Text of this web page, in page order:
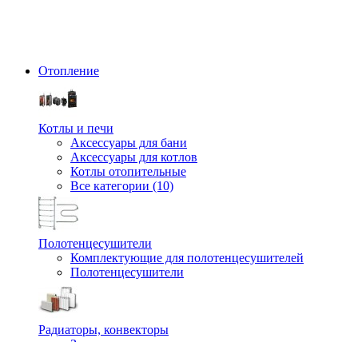
Отопление
Котлы и печи
Аксессуары для бани
Аксессуары для котлов
Котлы отопительные
Все категории (10)
Полотенцесушители
Комплектующие для полотенцесушителей
Полотенцесушители
Радиаторы, конвекторы